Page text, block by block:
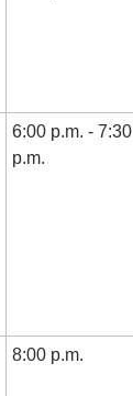
6:00 p.m. - 7:30
p.m.
8:00 p.m.